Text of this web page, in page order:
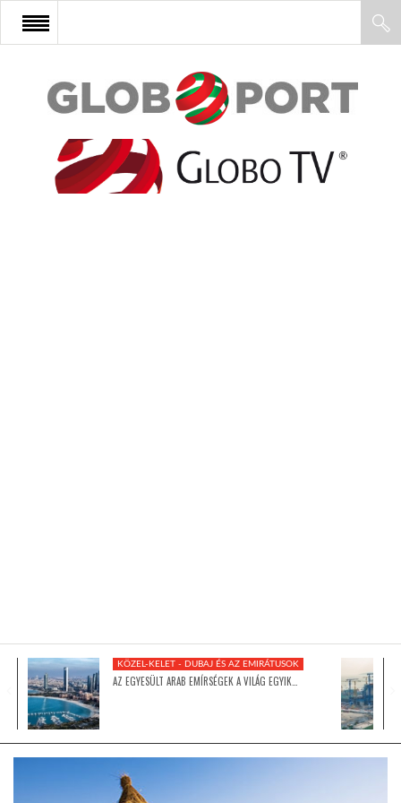
FŐOLDAL
AFRIKA
GLOBOTV BP
KÖZEL-KELET - DUBAJ ÉS AZ EMIRÁTUSOK
AZ EGYESÜLT ARAB EMÍRSÉGEK A VILÁG EGYIK…